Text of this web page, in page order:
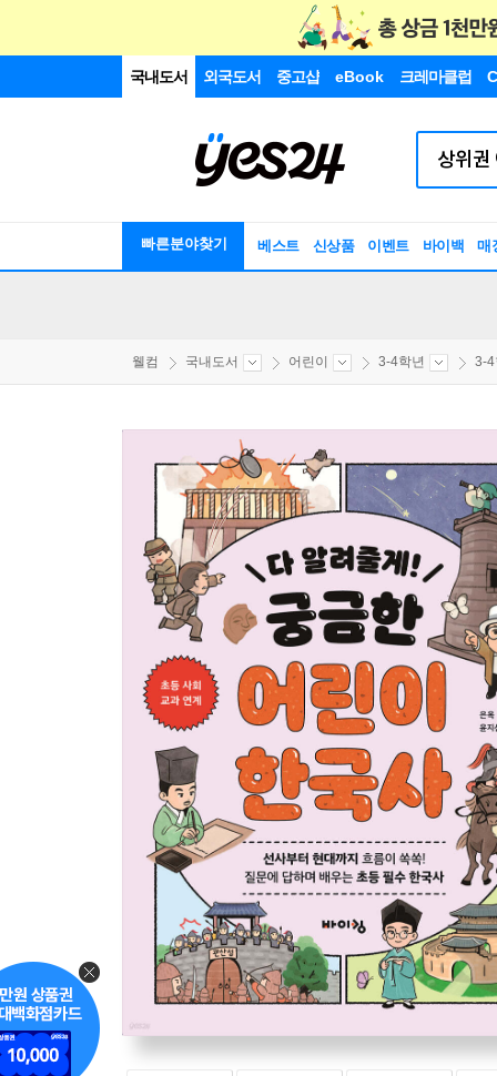
국내도서 외국도서 중고샵 eBook 크레마클럽
빠른분야찾기 베스트 신상품 이벤트 바이백 매
웰컴 국내도서 어린이 3-4학년 3-4